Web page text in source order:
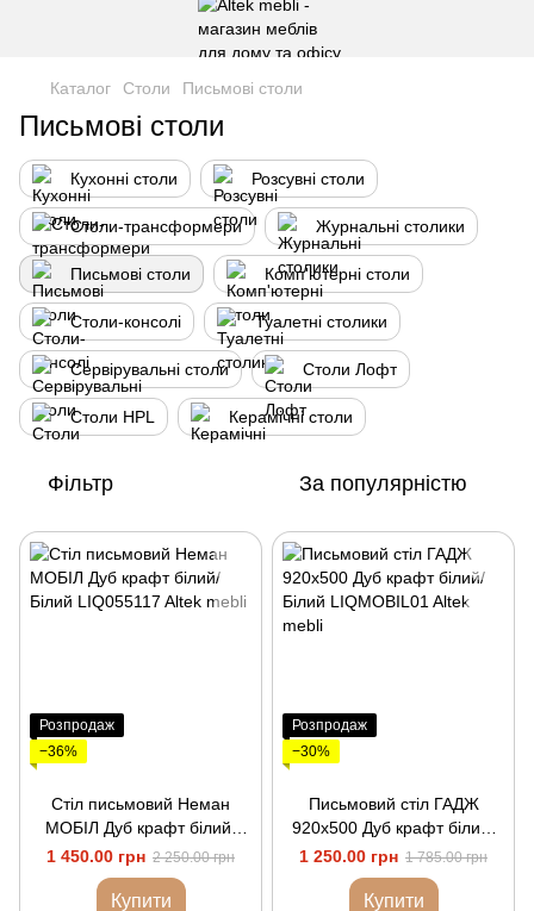
Каталог Столи Письмові столи
Письмові столи
Кухонні столи Розсувні столи
Столи-трансформери Журнальні столики
Письмові столи Комп'ютерні столи
Столи-консолі Туалетні столики
Сервірувальні столи Столи Лофт
Столи HPL Керамічні столи
Фільтр За популярністю
Розпродаж
−36%
Стіл письмовий Неман
МОБІЛ Дуб крафт білий/
Білий
1 450.00 грн 2 250.00 грн
Купити
Розпродаж
−30%
Письмовий стіл ГАДЖ
920х500 Дуб крафт білий/
Білий
1 250.00 грн 1 785.00 грн
Купити